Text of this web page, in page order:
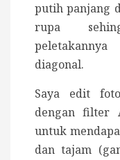
putih panjang
rupa
diagonal.
Saya edit
dengan filter
untuk
dan tajam